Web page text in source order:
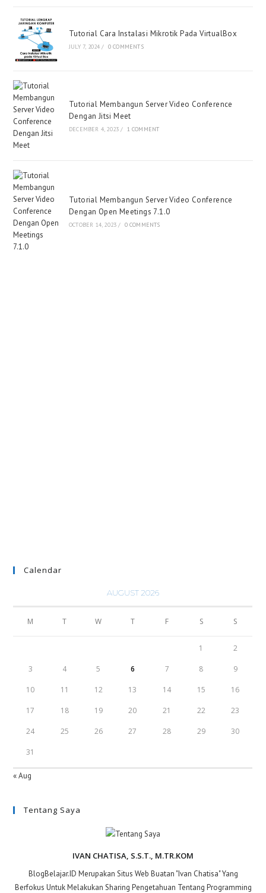
Tutorial Cara Instalasi Mikrotik Pada VirtualBox
JULY 7, 2024 / 0 COMMENTS
Tutorial Membangun Server Video Conference
Dengan Jitsi Meet
DECEMBER 4, 2023 / 1 COMMENT
Tutorial Membangun Server Video Conference
Dengan Open Meetings 7.1.0
OCTOBER 14, 2023 / 0 COMMENTS
Calendar
AUGUST 2026
M T W T F S S
1 2
3 4 5 6 7 8 9
10 11 12 13 14 15 16
17 18 19 20 21 22 23
24 25 26 27 28 29 30
31
« Aug
Tentang Saya
IVAN CHATISA, S.S.T., M.TR.KOM
BlogBelajar.ID Merupakan Situs Web Buatan "Ivan Chatisa" Yang
Berfokus Untuk Melakukan Sharing Pengetahuan Tentang Programming